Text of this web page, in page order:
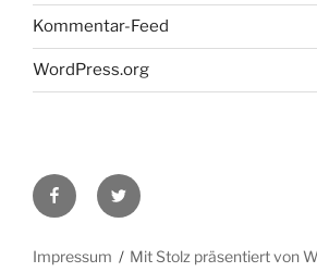
Kommentar-Feed
WordPress.org
Die
KTS
Die
KTS
Impressum Mit Stolz präsentiert von